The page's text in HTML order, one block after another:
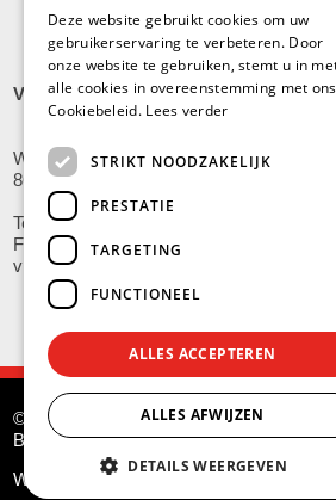
Leveringen aan Stock
VLADSLO
Wijnendalestraat 200
8600 Vladslo - Diksmuide
Tel: +32(0)51/59.10.00
Fax: +32(0)51/58.21.99
vladslo@stockvermeersch.com
© Stock Américain Vermeersch
BE 0415.341.132
Website byG.O.A.T.
Deze website gebruikt cookies om uw
gebruikerservaring te verbeteren. Door
onze website te gebruiken, stemt u in
alle cookies in overeenstemming met ons
Cookiebeleid. Lees verder
STRIKT NOODZAKELIJK
PRESTATIE
TARGETING
FUNCTIONEEL
ALLES ACCEPTEREN
ALLES AFWIJZEN
DETAILS WEERGEVEN